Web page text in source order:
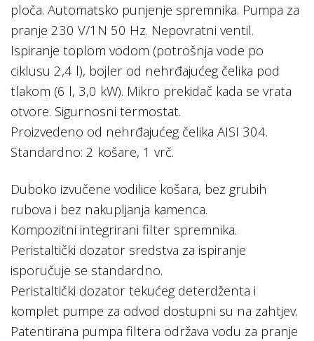
ploča. Automatsko punjenje spremnika. Pumpa za
pranje 230 V/1N 50 Hz. Nepovratni ventil.
Ispiranje toplom vodom (potrošnja vode po
ciklusu 2,4 l), bojler od nehrđajućeg čelika pod
tlakom (6 l, 3,0 kW). Mikro prekidač kada se vrata
otvore. Sigurnosni termostat.
Proizvedeno od nehrđajućeg čelika AISI 304.
Standardno: 2 košare, 1 vrč.
Duboko izvučene vodilice košara, bez grubih
rubova i bez nakupljanja kamenca.
Kompozitni integrirani filter spremnika.
Peristaltički dozator sredstva za ispiranje
isporučuje se standardno.
Peristaltički dozator tekućeg deterdženta i
komplet pumpe za odvod dostupni su na zahtjev.
Patentirana pumpa filtera održava vodu za pranje